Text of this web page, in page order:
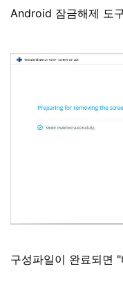
Android 잠금해제 도
구성파일이 완료되면